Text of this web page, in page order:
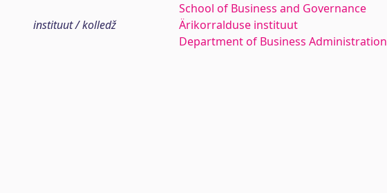
School of Business and Governance
instituut / kolledž
Ärikorralduse instituut
Department of Business Administration